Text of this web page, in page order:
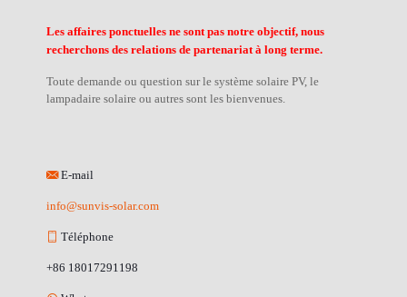
Les affaires ponctuelles ne sont pas notre objectif, nous
recherchons des relations de partenariat à long terme.
Toute demande ou question sur le système solaire PV, le
lampadaire solaire ou autres sont les bienvenues.
E-mail
info@sunvis-solar.com
Téléphone
+86 18017291198